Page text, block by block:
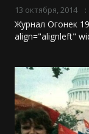
13 октября, 2014
Журнал Огонек
align="alignleft"